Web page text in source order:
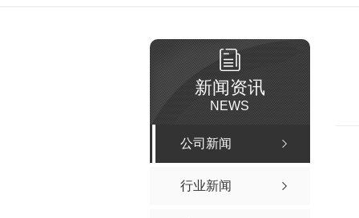
新闻资讯
NEWS
公司新闻
行业新闻